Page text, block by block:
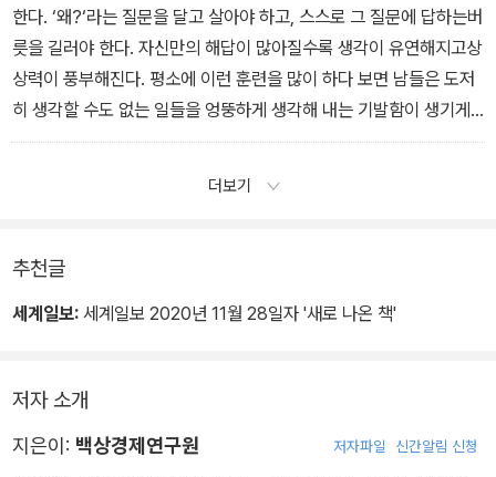
있게 했다. 부족한 병원시설 대신에 민간기업 연수시설을 활용해서
의심 환자들을 모두 격리하고, 감염자 접촉을 추적하는 각종 IT기술
을 도입하여환자 발생을 철저히 차단했다. 한국의 기민한 대처는 세
계적 모범이 되었고 전염병 확산을 효과적으로 차단하는 기준이 되었
다. 한국 보건당국은 일본과 달리 매뉴얼을 지키는 데 머물지 않고, 예
한다. ‘왜?‘라는 질문을 달고 살아야 하고, 스스로 그 질문에 답하는버
릇을 길러야 한다. 자신만의 해답이 많아질수록 생각이 유연해지고상
상력이 풍부해진다. 평소에 이런 훈련을 많이 하다 보면 남들은 도저
히 생각할 수도 없는 일들을 엉뚱하게 생각해 내는 기발함이 생기게
된다. 이제는 이런 기발함이 필요한 시대가 틀림없다.
더보기
추천글
세계일보: 세계일보 2020년 11월 28일자 '새로 나온 책'
저자 소개
지은이: 백상경제연구원 저자파일 신간알림 신청